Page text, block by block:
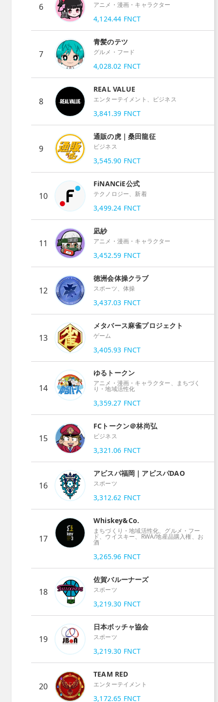
6 アニメ・漫画・キャラクター
4,124.44 FNCT
7
青髪のテツ
グルメ・フード
4,028.02 FNCT
8
REAL VALUE
エンターテイメント、ビジネス
3,841.39 FNCT
9
通販の虎｜桑田龍征
ビジネス
3,545.90 FNCT
10
FiNANCiE公式
テクノロジー、新着
3,499.24 FNCT
11
凪紗
アニメ・漫画・キャラクター
3,452.59 FNCT
12
徳洲会体操クラブ
スポーツ、体操
3,437.03 FNCT
13
メタバース麻雀プロジェクト
ゲーム
3,405.93 FNCT
14
ゆるトークン
アニメ・漫画・キャラクター、まちづく
り・地域活性化
3,359.27 FNCT
15
FCトークン＠林尚弘
ビジネス
3,321.06 FNCT
16
アビスパ福岡｜アビスパDAO
スポーツ
3,312.62 FNCT
17
Whiskey&Co.
まちづくり・地域活性化、グルメ・フー
ド、ウイスキー、RWA/地産品購入権、お
酒
3,265.96 FNCT
18
佐賀バルーナーズ
スポーツ
3,219.30 FNCT
19
日本ボッチャ協会
スポーツ
3,219.30 FNCT
20
TEAM RED
エンターテイメント
3,172.65 FNCT